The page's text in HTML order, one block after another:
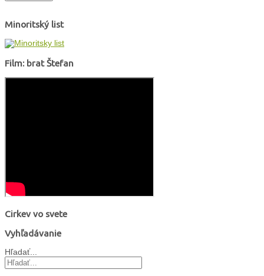
Minoritský list
Film: brat Štefan
Cirkev vo svete
Vyhľadávanie
Hľadať...